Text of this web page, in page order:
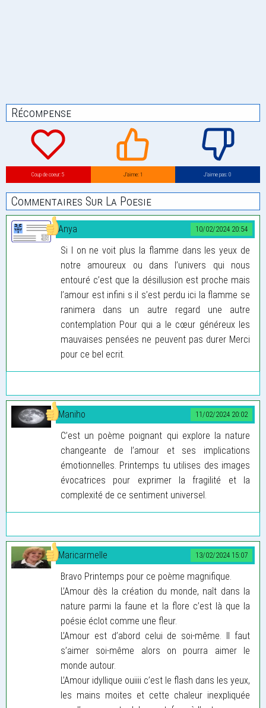
Récompense
Coup de coeur: 5 J’aime: 1 J’aime pas: 0
Commentaires Sur La Poesie
10/02/2024 20:54
Anya
Si l on ne voit plus la flamme dans les yeux de
notre amoureux ou dans l’univers qui nous
entouré c’est que la désillusion est proche mais
l’amour est infini s il s’est perdu ici la flamme se
ranimera dans un autre regard une autre
contemplation Pour qui a le cœur généreux les
mauvaises pensées ne peuvent pas durer Merci
pour ce bel ecrit.
11/02/2024 20:02
Maniho
C’est un poème poignant qui explore la nature
changeante de l’amour et ses implications
émotionnelles. Printemps tu utilises des images
évocatrices pour exprimer la fragilité et la
complexité de ce sentiment universel.
13/02/2024 15:07
Maricarmelle
Bravo Printemps pour ce poème magnifique.
L’Amour dès la création du monde, naît dans la
nature parmi la faune et la flore c’est là que la
poésie éclot comme une fleur.
L’Amour est d’abord celui de soi-même. Il faut
s’aimer soi-même alors on pourra aimer le
monde autour.
L’Amour idyllique ouiiii c’est le flash dans les yeux,
les mains moites et cette chaleur inexpliquée